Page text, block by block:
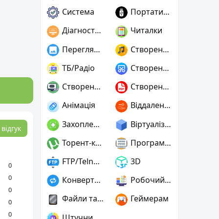
0
0
0
0
0
Система
Портативні
Діагностика
Читалки
Переглядачі графіки
Створення музики
ТБ/Радіо
Створення скріншотів
Створення ігор
Створення PDF
Анімація
Віддалений доступ
Захоплення відео
Віртуалізація та емуляція
Торент-клієнти
Програмування
FTP/Telnet/SSH
3D
Конвертери
Робочий стіл
Файли та диски
Геймерам